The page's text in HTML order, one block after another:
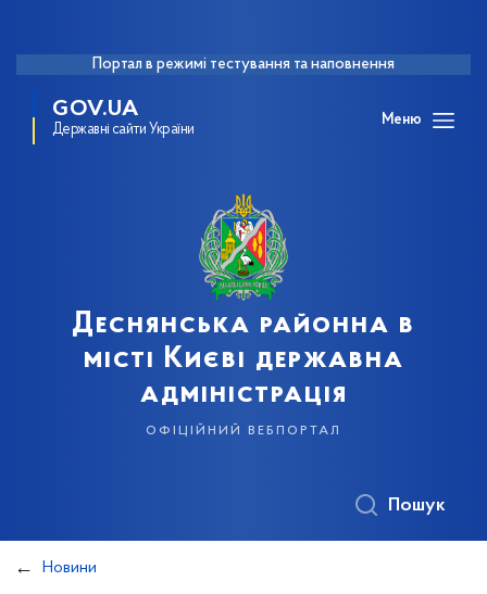
Портал в режимі тестування та наповнення
GOV.UA
Державні сайти України
Меню
Деснянська районна в
місті Києві державна
адміністрація
офіційний вебпортал
Пошук
Новини